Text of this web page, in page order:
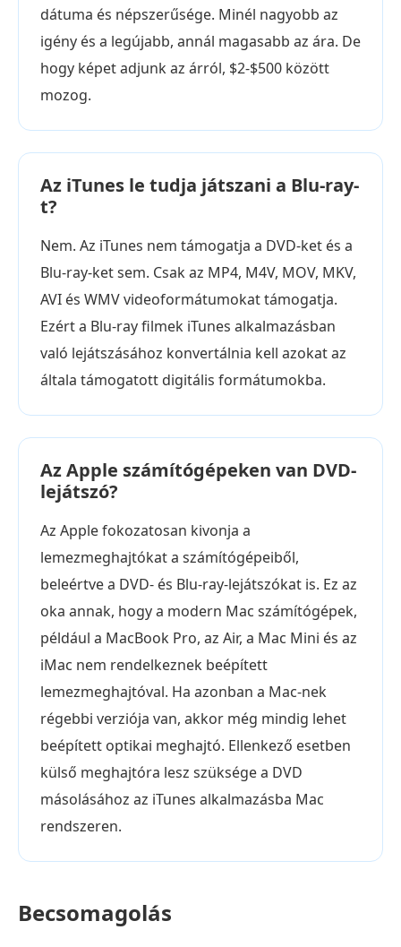
dátuma és népszerűsége. Minél nagyobb az
igény és a legújabb, annál magasabb az ára. De
hogy képet adjunk az árról, $2-$500 között
mozog.
Az iTunes le tudja játszani a Blu-ray-
t?
Nem. Az iTunes nem támogatja a DVD-ket és a
Blu-ray-ket sem. Csak az MP4, M4V, MOV, MKV,
AVI és WMV videoformátumokat támogatja.
Ezért a Blu-ray filmek iTunes alkalmazásban
való lejátszásához konvertálnia kell azokat az
általa támogatott digitális formátumokba.
Az Apple számítógépeken van DVD-
lejátszó?
Az Apple fokozatosan kivonja a
lemezmeghajtókat a számítógépeiből,
beleértve a DVD- és Blu-ray-lejátszókat is. Ez az
oka annak, hogy a modern Mac számítógépek,
például a MacBook Pro, az Air, a Mac Mini és az
iMac nem rendelkeznek beépített
lemezmeghajtóval. Ha azonban a Mac-nek
régebbi verziója van, akkor még mindig lehet
beépített optikai meghajtó. Ellenkező esetben
külső meghajtóra lesz szüksége a DVD
másolásához az iTunes alkalmazásba Mac
rendszeren.
Becsomagolás